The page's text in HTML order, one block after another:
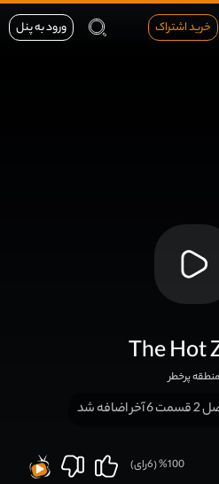
خرید اشتراک ورود به پنل
The Hot
منطقه پرخطر
اضافه شد
100
% (
6رای)